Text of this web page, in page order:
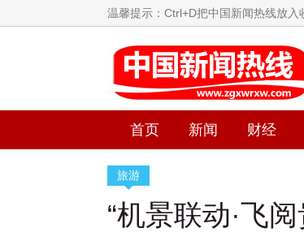
温馨提示：Ctrl+D把中国新闻热线放入
首页 新闻 财经
旅游
“机景联动·飞